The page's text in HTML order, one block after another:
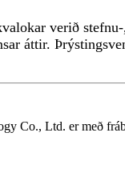
verið
áttir.
Co., Ltd. er með